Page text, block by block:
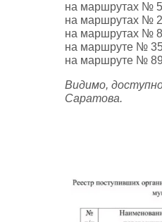
на маршрутах №
на маршрутах №
на маршрутах №
на маршруте № 35
на маршруте №
Видимо,
Саратова.